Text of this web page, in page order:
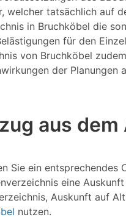
tatsächlich auf
in Bruchköbel die
für den
von Bruchköbel
der
aus
Sie ein entsprechendes
eine
Auskunft auf
nutzen.